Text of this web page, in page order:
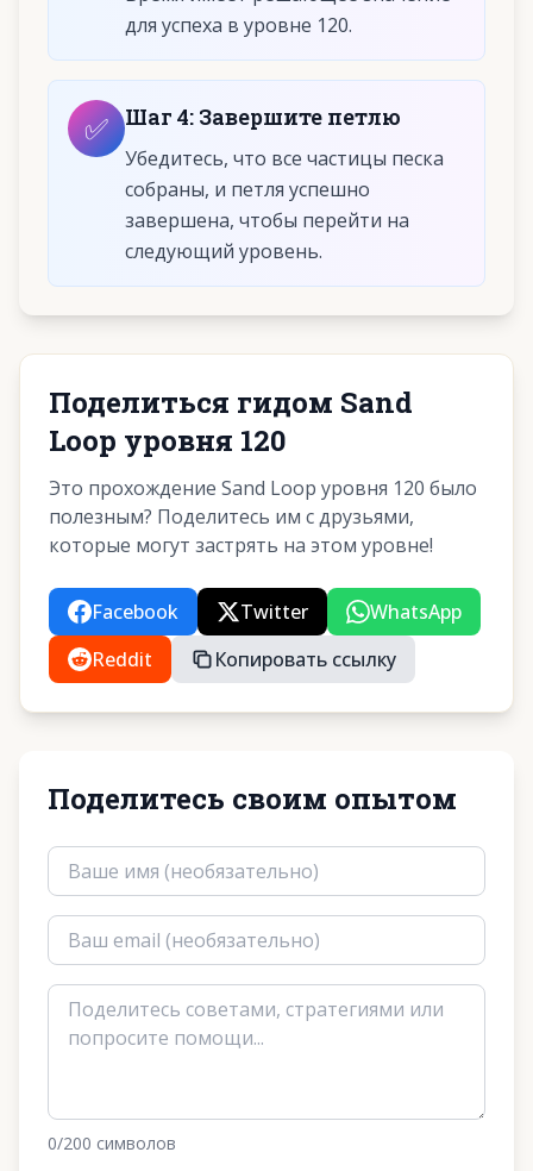
для успеха в уровне 120.
✅ Шаг 4: Завершите петлю
Убедитесь, что все частицы песка
собраны, и петля успешно
завершена, чтобы перейти на
следующий уровень.
Поделиться гидом Sand
Loop уровня 120
Это прохождение Sand Loop уровня 120 было
полезным? Поделитесь им с друзьями,
которые могут застрять на этом уровне!
Facebook Twitter
WhatsApp
Reddit
Копировать ссылку
Поделитесь своим опытом
0/200 символов